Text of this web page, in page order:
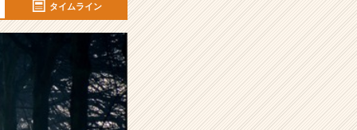
タイムライン